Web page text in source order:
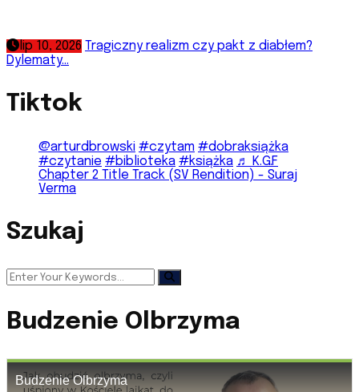
lip 10, 2026 Tragiczny realizm czy pakt z diabłem?
Dylematy...
Tiktok
@arturdbrowski #czytam #dobraksiążka
#czytanie #biblioteka #książka ♬ K.G.F
Chapter 2 Title Track (SV Rendition) - Suraj
Verma
Szukaj
Budzenie Olbrzyma